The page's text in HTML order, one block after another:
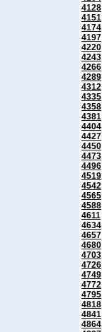
4128
4151
4174
4197
4220
4243
4266
4289
4312
4335
4358
4381
4404
4427
4450
4473
4496
4519
4542
4565
4588
4611
4634
4657
4680
4703
4726
4749
4772
4795
4818
4841
4864